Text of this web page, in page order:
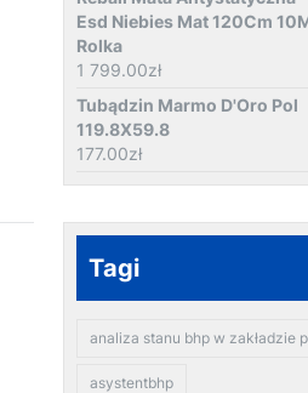
Esd Niebies Mat 120Cm
Rolka
1 799.00zł
Tubądzin Marmo D'Oro Pol
119.8X59.8
177.00zł
Tagi
analiza stanu bhp w zakładzie
asystentbhp